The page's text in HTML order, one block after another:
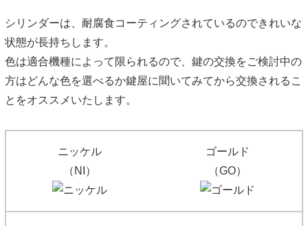
シリンダーは、耐腐食コーティングされているのできれいな
状態が長持ちします。
色は適合機種によって限られるので、鍵の交換をご検討中の
方はどんな色を選べるか鍵屋に聞いてみてから交換されるこ
とをオススメいたします。
ニッケル
（NI）
ゴールド
（GO）